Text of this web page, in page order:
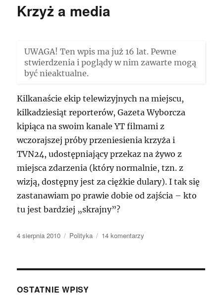
Krzyż a media
UWAGA! Ten wpis ma już 16 lat. Pewne
stwierdzenia i poglądy w nim zawarte mogą
być nieaktualne.
Kilkanaście ekip telewizyjnych na miejscu,
kilkadziesiąt reporterów, Gazeta Wyborcza
kipiąca na swoim kanale YT filmami z
wczorajszej próby przeniesienia krzyża i
TVN24, udostępniający przekaz na żywo z
miejsca zdarzenia (który normalnie, tzn. z
wizją, dostępny jest za ciężkie dulary). I tak się
zastanawiam po prawie dobie od zajścia – kto
tu jest bardziej „skrajny”?
Data
4 sierpnia 2010 Kategorie
Polityka 14 komentarzy
media
OSTATNIE WPISY